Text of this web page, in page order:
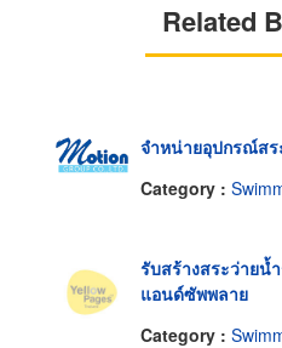
Related
จำหน่ายอุปกรณ์ส
Category :
รับสร้างสระว่ายน้
แอนด์ซัพพลาย
Category :